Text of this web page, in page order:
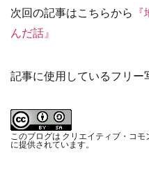
次回の記事はこちらから
んだ話』
記事に使用しているフリー
このブログは クリエイティブ・コモ
に提供されています。